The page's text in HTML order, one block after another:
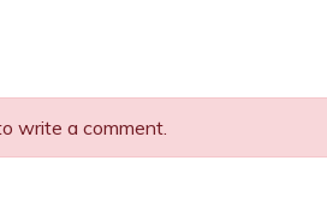
write a comment.